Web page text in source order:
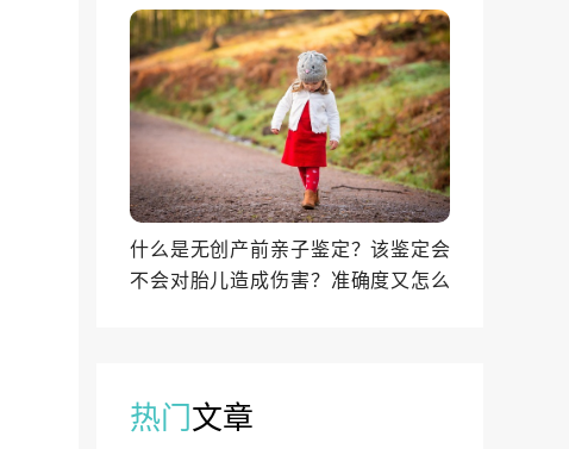
什么是无创产前亲子鉴定？该鉴定会
不会对胎儿造成伤害？准确度又怎么
热门文章